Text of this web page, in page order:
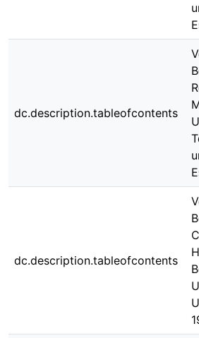
dc.description.tableofcontents
dc.description.tableofcontents